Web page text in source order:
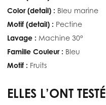
Color (detail) : Bleu marine
Motif (detail) : Pectine
Lavage : Machine 30°
Famille Couleur : Bleu
Motif : Fruits
ELLES L’ONT TESTÉ